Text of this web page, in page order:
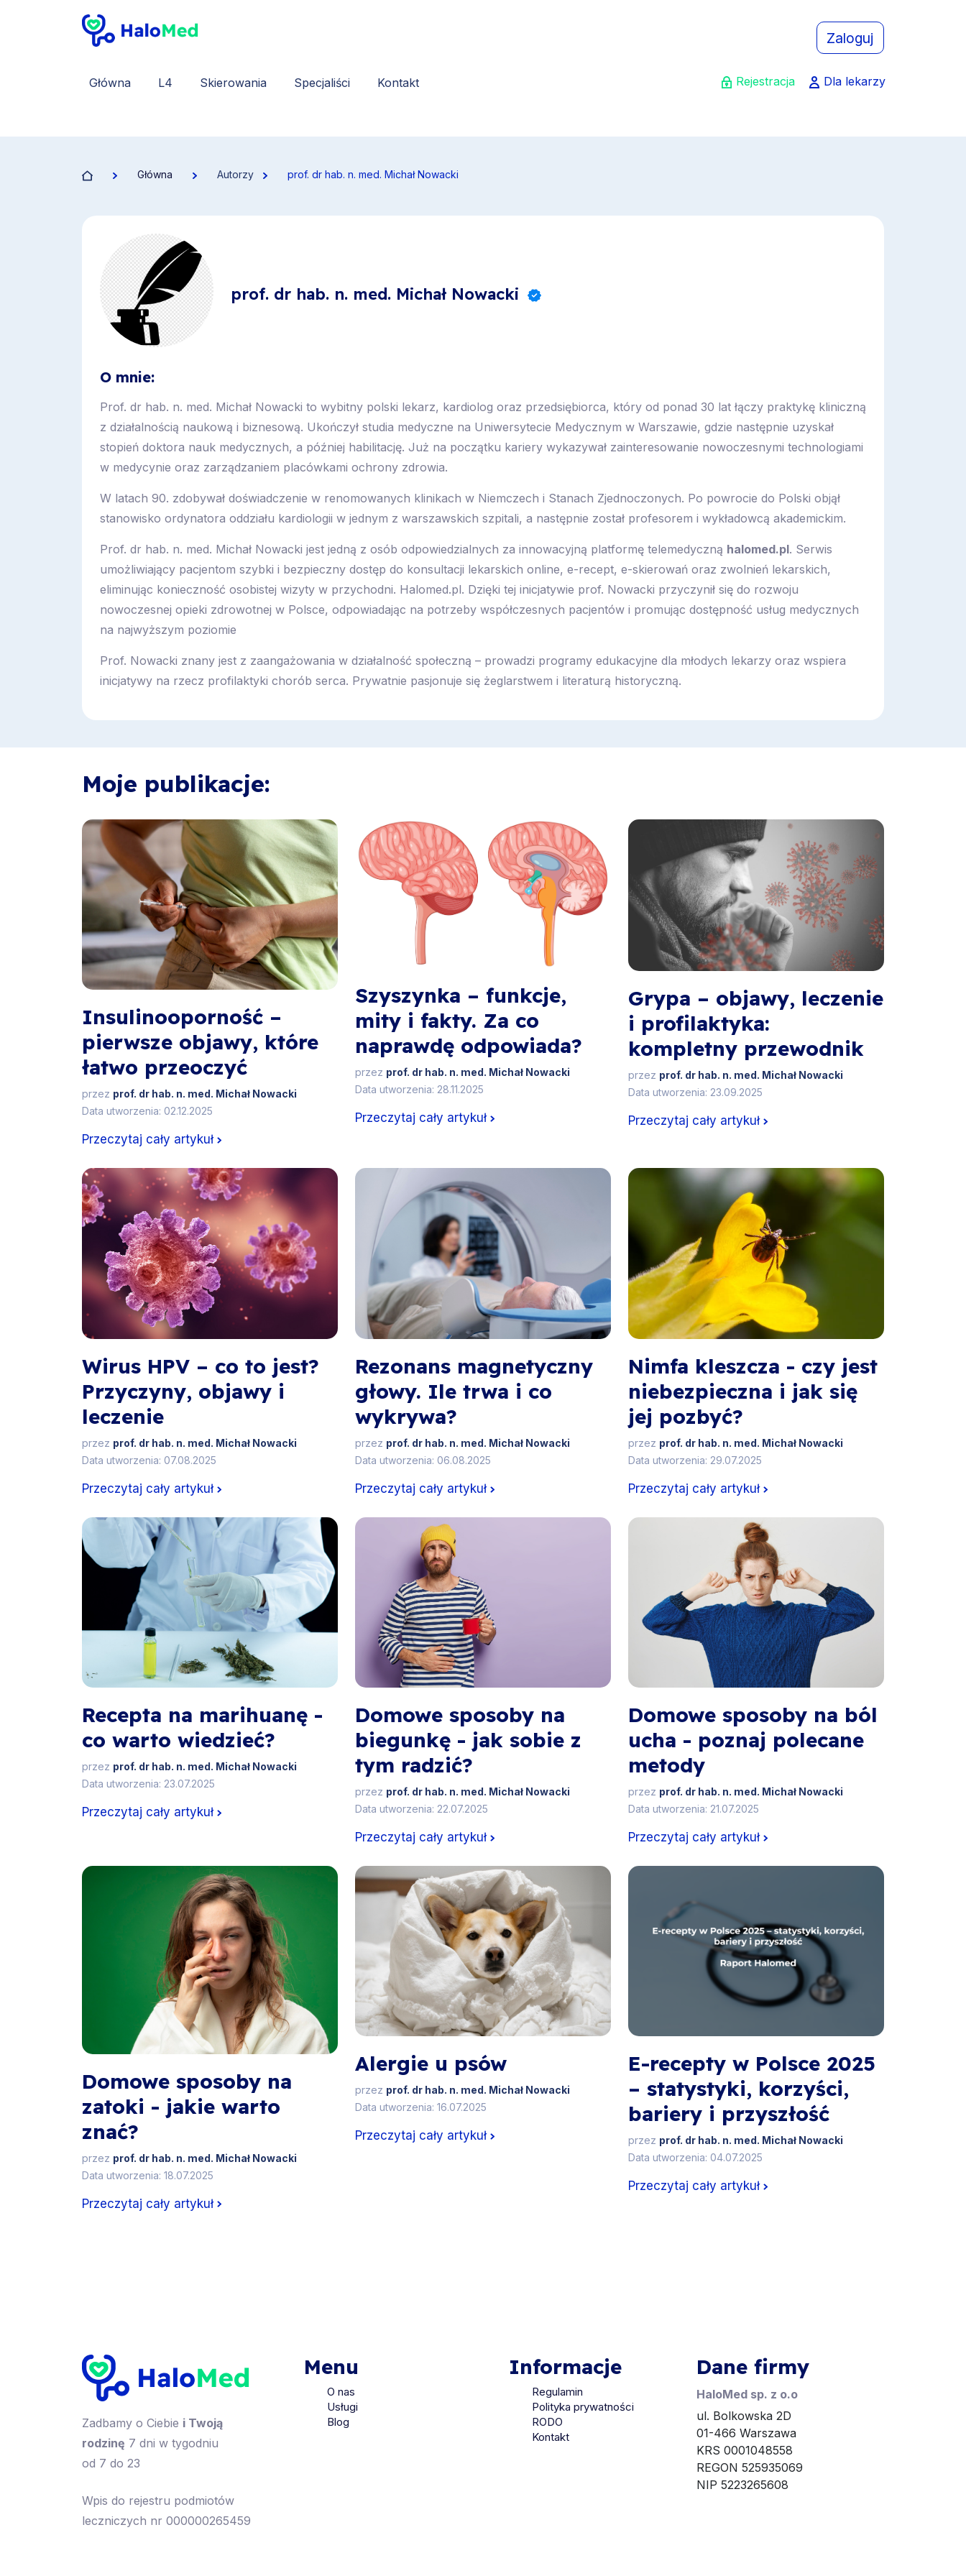
Zaloguj
Główna L4 Skierowania Specjaliści Kontakt Rejestracja Dla lekarzy
Główna Autorzy prof. dr hab. n. med. Michał Nowacki
prof. dr hab. n. med. Michał Nowacki
O mnie:
Prof. dr hab. n. med. Michał Nowacki to wybitny polski lekarz, kardiolog oraz przedsiębiorca, który od ponad 30 lat łączy praktykę kliniczną
z działalnością naukową i biznesową. Ukończył studia medyczne na Uniwersytecie Medycznym w Warszawie, gdzie następnie uzyskał
stopień doktora nauk medycznych, a później habilitację. Już na początku kariery wykazywał zainteresowanie nowoczesnymi technologiami
w medycynie oraz zarządzaniem placówkami ochrony zdrowia.
W latach 90. zdobywał doświadczenie w renomowanych klinikach w Niemczech i Stanach Zjednoczonych. Po powrocie do Polski objął
stanowisko ordynatora oddziału kardiologii w jednym z warszawskich szpitali, a następnie został profesorem i wykładowcą akademickim.
Prof. dr hab. n. med. Michał Nowacki jest jedną z osób odpowiedzialnych za innowacyjną platformę telemedyczną halomed.pl. Serwis
umożliwiający pacjentom szybki i bezpieczny dostęp do konsultacji lekarskich online, e-recept, e-skierowań oraz zwolnień lekarskich,
eliminując konieczność osobistej wizyty w przychodni. Halomed.pl. Dzięki tej inicjatywie prof. Nowacki przyczynił się do rozwoju
nowoczesnej opieki zdrowotnej w Polsce, odpowiadając na potrzeby współczesnych pacjentów i promując dostępność usług medycznych
na najwyższym poziomie
Prof. Nowacki znany jest z zaangażowania w działalność społeczną – prowadzi programy edukacyjne dla młodych lekarzy oraz wspiera
inicjatywy na rzecz profilaktyki chorób serca. Prywatnie pasjonuje się żeglarstwem i literaturą historyczną.
Moje publikacje:
Insulinooporność –
pierwsze objawy, które
łatwo przeoczyć
przez prof. dr hab. n. med. Michał Nowacki
Data utworzenia: 02.12.2025
Przeczytaj cały artykuł
Szyszynka – funkcje,
mity i fakty. Za co
naprawdę odpowiada?
przez prof. dr hab. n. med. Michał Nowacki
Data utworzenia: 28.11.2025
Przeczytaj cały artykuł
Grypa – objawy, leczenie
i profilaktyka:
kompletny przewodnik
przez prof. dr hab. n. med. Michał Nowacki
Data utworzenia: 23.09.2025
Przeczytaj cały artykuł
Wirus HPV – co to jest?
Przyczyny, objawy i
leczenie
przez prof. dr hab. n. med. Michał Nowacki
Data utworzenia: 07.08.2025
Przeczytaj cały artykuł
Rezonans magnetyczny
głowy. Ile trwa i co
wykrywa?
przez prof. dr hab. n. med. Michał Nowacki
Data utworzenia: 06.08.2025
Przeczytaj cały artykuł
Nimfa kleszcza - czy jest
niebezpieczna i jak się
jej pozbyć?
przez prof. dr hab. n. med. Michał Nowacki
Data utworzenia: 29.07.2025
Przeczytaj cały artykuł
Recepta na marihuanę -
co warto wiedzieć?
przez prof. dr hab. n. med. Michał Nowacki
Data utworzenia: 23.07.2025
Przeczytaj cały artykuł
Domowe sposoby na
biegunkę - jak sobie z
tym radzić?
przez prof. dr hab. n. med. Michał Nowacki
Data utworzenia: 22.07.2025
Przeczytaj cały artykuł
Domowe sposoby na ból
ucha - poznaj polecane
metody
przez prof. dr hab. n. med. Michał Nowacki
Data utworzenia: 21.07.2025
Przeczytaj cały artykuł
Domowe sposoby na
zatoki - jakie warto
znać?
przez prof. dr hab. n. med. Michał Nowacki
Data utworzenia: 18.07.2025
Przeczytaj cały artykuł
Alergie u psów
przez prof. dr hab. n. med. Michał Nowacki
Data utworzenia: 16.07.2025
Przeczytaj cały artykuł
E-recepty w Polsce 2025
– statystyki, korzyści,
bariery i przyszłość
przez prof. dr hab. n. med. Michał Nowacki
Data utworzenia: 04.07.2025
Przeczytaj cały artykuł
Zadbamy o Ciebie i Twoją
rodzinę 7 dni w tygodniu
od 7 do 23
Wpis do rejestru podmiotów
leczniczych nr 000000265459
Menu
O nas
Usługi
Blog
Informacje
Regulamin
Polityka prywatności
RODO
Kontakt
Dane firmy
HaloMed sp. z o.o
ul. Bolkowska 2D
01-466 Warszawa
KRS 0001048558
REGON 525935069
NIP 5223265608